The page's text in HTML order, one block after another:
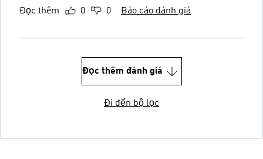
Đọc thêm 0 0 Báo cáo đánh giá
Đọc thêm đánh giá
Đi đến bộ lọc